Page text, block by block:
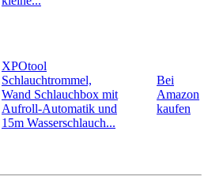
XPOtool
Schlauchtrommel,
Wand Schlauchbox mit
Aufroll-Automatik und
15m Wasserschlauch...
Bei
Amazon
kaufen